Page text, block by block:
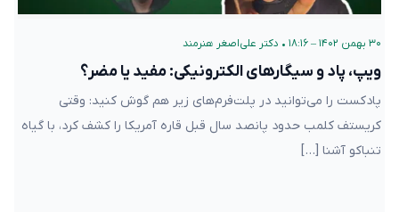
۳۰ بهمن ۱۴۰۲ – ۱۸:۱۶ • دکتر علی‌اصغر هنرمند
ویپ، پاد و سیگارهای الکترونیکی: مفید یا مضر؟
پادکست را می‌توانید در پلت‌فرم‌های زیر هم گوش کنید: وقتی
کریستف کلمب حدود پانصد سال قبل قاره آمریکا را کشف کرد، با گیاه
تنباکو آشنا […]